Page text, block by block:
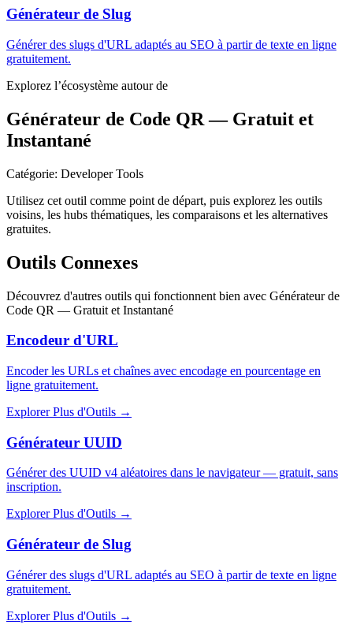
Générateur de Slug
Générer des slugs d'URL adaptés au SEO à partir de texte en ligne
gratuitement.
Explorez l’écosystème autour de
Générateur de Code QR — Gratuit et
Instantané
Catégorie: Developer Tools
Utilisez cet outil comme point de départ, puis explorez les outils
voisins, les hubs thématiques, les comparaisons et les alternatives
gratuites.
Outils Connexes
Découvrez d'autres outils qui fonctionnent bien avec Générateur de
Code QR — Gratuit et Instantané
Encodeur d'URL
Encoder les URLs et chaînes avec encodage en pourcentage en
ligne gratuitement.
Explorer Plus d'Outils →
Générateur UUID
Générer des UUID v4 aléatoires dans le navigateur — gratuit, sans
inscription.
Explorer Plus d'Outils →
Générateur de Slug
Générer des slugs d'URL adaptés au SEO à partir de texte en ligne
gratuitement.
Explorer Plus d'Outils →